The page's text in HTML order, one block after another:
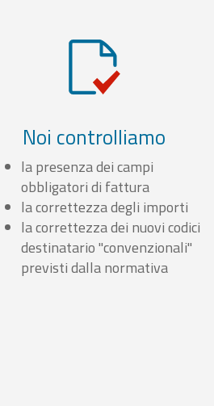
Noi controlliamo
la presenza dei campi
obbligatori di fattura
la correttezza degli importi
la correttezza dei nuovi codici
destinatario "convenzionali"
previsti dalla normativa